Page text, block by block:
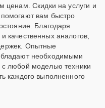
ценам. Скидки на услуги и
вам быстро
Благодаря
качественных аналогов,
Опытные
необходимыми
любой моделью техники
каждого выполненного